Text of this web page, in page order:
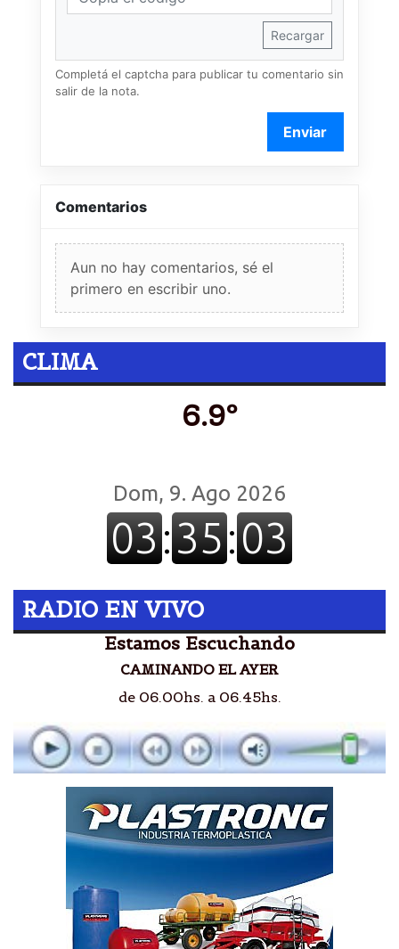
Recargar
Completá el captcha para publicar tu comentario sin
salir de la nota.
Enviar
Comentarios
Aun no hay comentarios, sé el
primero en escribir uno.
CLIMA
6.9º
RADIO EN VIVO
Estamos Escuchando
CAMINANDO EL AYER
de 06.00hs. a 06.45hs.